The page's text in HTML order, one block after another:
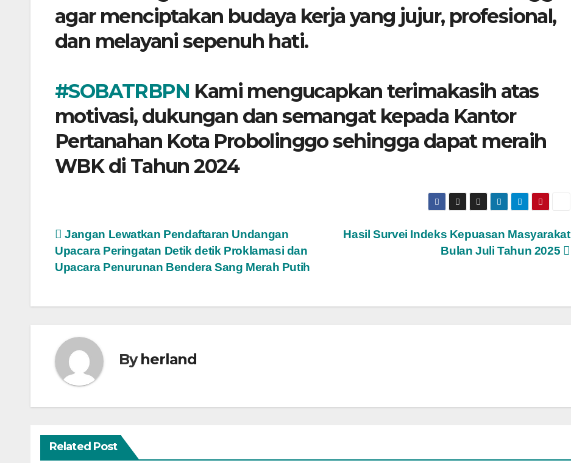
agar menciptakan budaya kerja yang jujur, profesional,
dan melayani sepenuh hati.
#SOBATRBPN Kami mengucapkan terimakasih atas
motivasi, dukungan dan semangat kepada Kantor
Pertanahan Kota Probolinggo sehingga dapat meraih
WBK di Tahun 2024
Post
navigation
Hasil Survei Indeks Kepuasan Masyarakat
Bulan Juli Tahun 2025
Jangan Lewatkan Pendaftaran Undangan
Upacara Peringatan Detik detik Proklamasi dan
Upacara Penurunan Bendera Sang Merah Putih
Byherland
Related Post